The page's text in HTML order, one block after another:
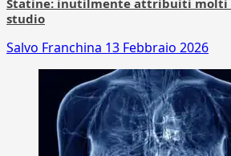
Statine: inutilmente attribuiti molti
studio
Salvo Franchina 13 Febbraio 2026